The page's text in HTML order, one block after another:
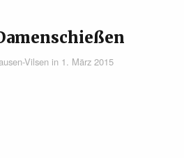
Vilsen in 1. März 2015